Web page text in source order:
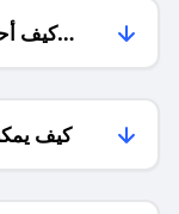
كيف
كيف